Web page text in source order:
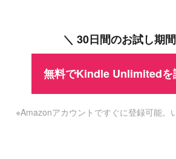
＼ 30日間のお試し期
無料でKindle Unlimitedを
※Amazonアカウントですぐに登録可能。